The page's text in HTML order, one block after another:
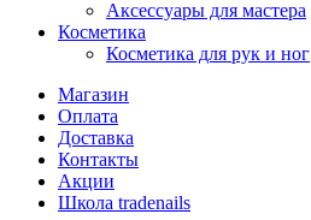
Аксессуары для мастера
Косметика
Косметика для рук и ног
Магазин
Оплата
Доставка
Контакты
Акции
Школа tradenails